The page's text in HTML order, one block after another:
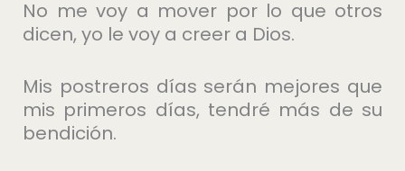
No me voy a mover por lo que otros
dicen, yo le voy a creer a Dios.
Mis postreros días serán mejores que
mis primeros días, tendré más de su
bendición.